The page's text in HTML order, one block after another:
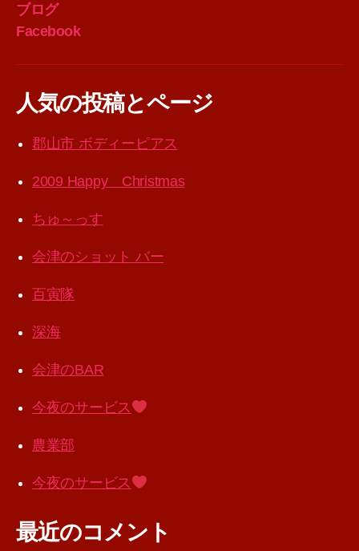
ブログ
Facebook
人気の投稿とページ
郡山市 ボディーピアス
2009 Happy Christmas
ちゅ～っす
会津のショット バー
百寅隊
深海
会津のBAR
今夜のサービス
農業部
今夜のサービス
最近のコメント